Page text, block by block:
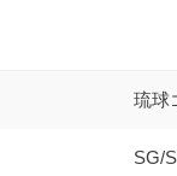
琉球
SG/